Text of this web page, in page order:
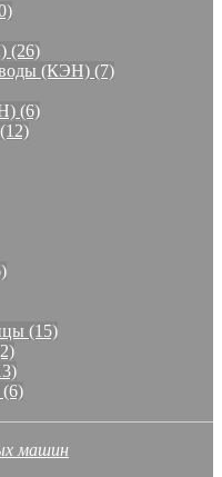
(26)
(КЭН) (7)
(6)
(15)
(6)
машин